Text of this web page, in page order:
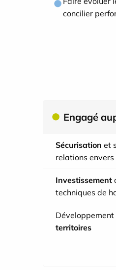
concilier
Engagé
Sécurisation et
relations
Investissement
techniques de
territoires